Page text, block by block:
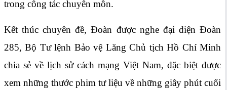
trong công tác chuyên môn.
Kết thúc chuyên đề, Đoàn được nghe đại diện Đoàn
285, Bộ Tư lệnh Bảo vệ Lăng Chủ tịch Hồ Chí Minh
chia sẻ về lịch sử cách mạng Việt Nam, đặc biệt được
xem những thước phim tư liệu về những giây phút cuối